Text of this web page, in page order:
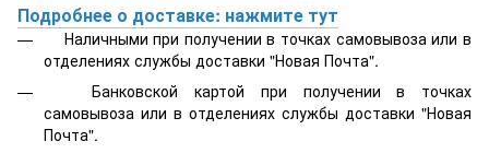
Подробнее о доставке: нажмите тут
Наличными при получении в точках самовывоза или в
отделениях службы доставки "Новая Почта".
Банковской картой при получении в точках
самовывоза или в отделениях службы доставки "Новая
Почта".